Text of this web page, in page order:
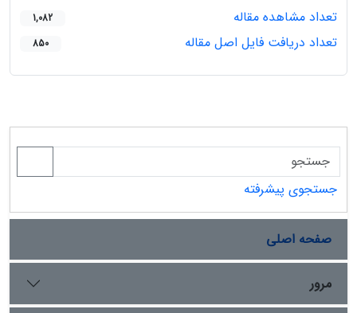
تعداد مشاهده مقاله
1,082
تعداد دریافت فایل اصل مقاله 850
جستجوی پیشرفته
صفحه اصلی
مرور